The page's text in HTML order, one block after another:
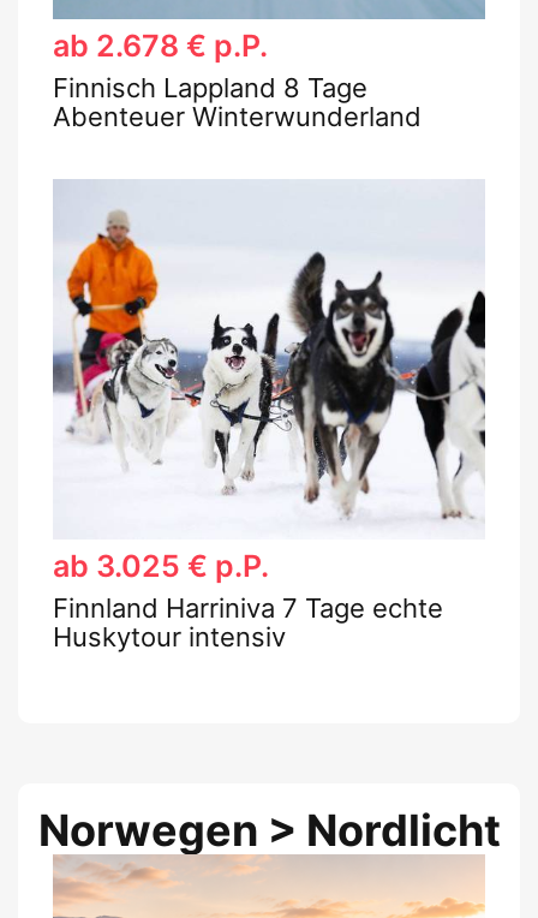
ab 2.678 € p.P.
Finnisch Lappland 8 Tage
Abenteuer Winterwunderland
ab 3.025 € p.P.
Finnland Harriniva 7 Tage echte
Huskytour intensiv
Norwegen > Nordlicht